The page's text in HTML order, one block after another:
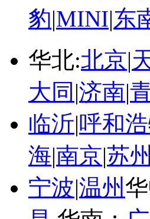
豹|MINI|东
华北:北京|
大同 |济南|
临沂|呼和
海|南京|苏州
宁波|温州华